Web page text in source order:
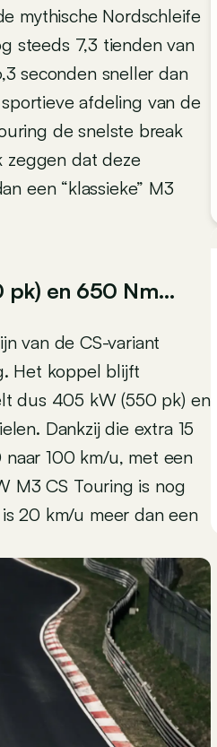
mythische Nordschleife
steeds 7,3 tienden van
seconden sneller dan
afdeling van de
de snelste break
zeggen dat deze
een “klassieke” M3
pk) en 650 Nm…
van de CS-variant
Het koppel blijft
dus 405 kW (550 pk) en
Dankzij die extra 15
100 km/u, met een
M3 CS Touring is nog
20 km/u meer dan een